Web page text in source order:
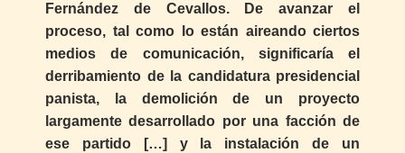
Fernández de Cevallos. De avanzar el
proceso, tal como lo están aireando ciertos
medios de comunicación, significaría el
derribamiento de la candidatura presidencial
panista, la demolición de un proyecto
largamente desarrollado por una facción de
ese partido […] y la instalación de un